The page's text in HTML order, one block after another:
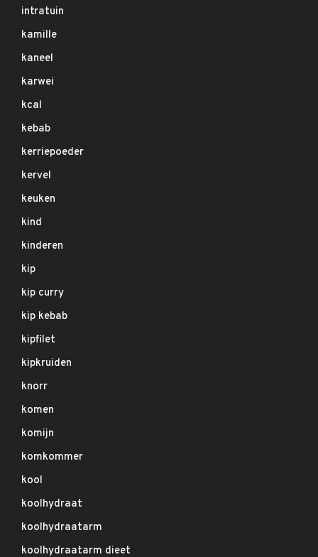
intratuin
kamille
kaneel
karwei
kcal
kebab
kerriepoeder
kervel
keuken
kind
kinderen
kip
kip curry
kip kebab
kipfilet
kipkruiden
knorr
komen
komijn
komkommer
kool
koolhydraat
koolhydraatarm
koolhydraatarm dieet